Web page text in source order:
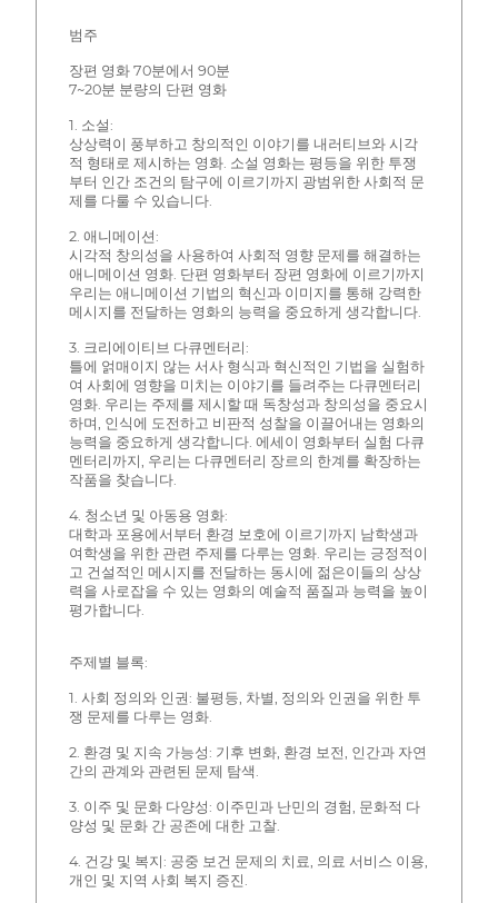
범주
장편 영화 70분에서 90분
7~20분 분량의 단편 영화
1. 소설:
상상력이 풍부하고 창의적인 이야기를 내러티브와 시각
적 형태로 제시하는 영화. 소설 영화는 평등을 위한 투쟁
부터 인간 조건의 탐구에 이르기까지 광범위한 사회적 문
제를 다룰 수 있습니다.
2. 애니메이션:
시각적 창의성을 사용하여 사회적 영향 문제를 해결하는
애니메이션 영화. 단편 영화부터 장편 영화에 이르기까지
우리는 애니메이션 기법의 혁신과 이미지를 통해 강력한
메시지를 전달하는 영화의 능력을 중요하게 생각합니다.
3. 크리에이티브 다큐멘터리:
틀에 얽매이지 않는 서사 형식과 혁신적인 기법을 실험하
여 사회에 영향을 미치는 이야기를 들려주는 다큐멘터리
영화. 우리는 주제를 제시할 때 독창성과 창의성을 중요시
하며, 인식에 도전하고 비판적 성찰을 이끌어내는 영화의
능력을 중요하게 생각합니다. 에세이 영화부터 실험 다큐
멘터리까지, 우리는 다큐멘터리 장르의 한계를 확장하는
작품을 찾습니다.
4. 청소년 및 아동용 영화:
대학과 포용에서부터 환경 보호에 이르기까지 남학생과
여학생을 위한 관련 주제를 다루는 영화. 우리는 긍정적이
고 건설적인 메시지를 전달하는 동시에 젊은이들의 상상
력을 사로잡을 수 있는 영화의 예술적 품질과 능력을 높이
평가합니다.
주제별 블록:
1. 사회 정의와 인권: 불평등, 차별, 정의와 인권을 위한 투
쟁 문제를 다루는 영화.
2. 환경 및 지속 가능성: 기후 변화, 환경 보전, 인간과 자연
간의 관계와 관련된 문제 탐색.
3. 이주 및 문화 다양성: 이주민과 난민의 경험, 문화적 다
양성 및 문화 간 공존에 대한 고찰.
4. 건강 및 복지: 공중 보건 문제의 치료, 의료 서비스 이용,
개인 및 지역 사회 복지 증진.